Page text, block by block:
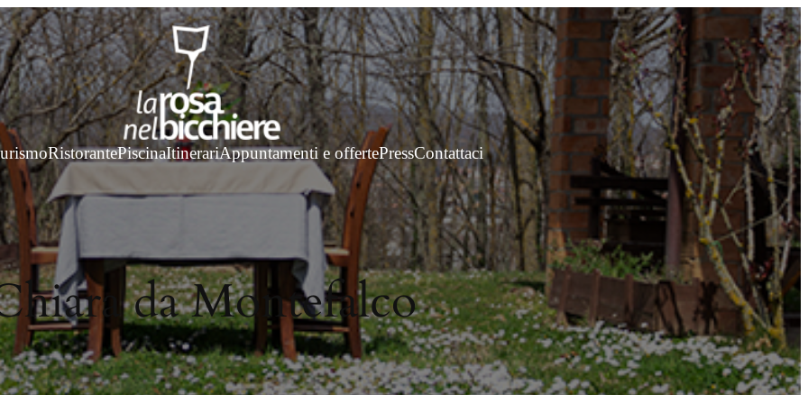
RistorantePiscinaItinerariAppuntamenti e offertePressContattaci
da Montefalco